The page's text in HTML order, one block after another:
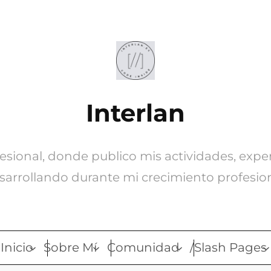
Interlan
donde publico mis actividades,
durante mi crecimiento
Inicio Sobre Mí Comunidad /Slash Pages